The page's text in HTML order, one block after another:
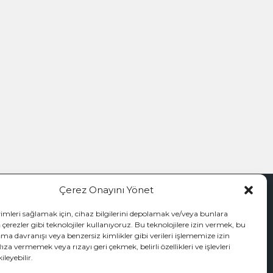
Çerez Onayını Yönet
sağlamak için, cihaz bilgilerini depolamak ve/veya bunlara
çerezler gibi teknolojiler kullanıyoruz. Bu teknolojilere izin vermek, bu
davranışı veya benzersiz kimlikler gibi verileri işlememize izin
vermemek veya rızayı geri çekmek, belirli özellikleri ve işlevleri
TAKİP EDİN